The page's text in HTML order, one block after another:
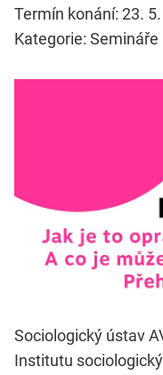
Termín konání: 23.
Kategorie: Semináře
Sociologický ústav
Institutu